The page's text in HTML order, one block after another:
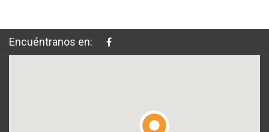
Encuéntranos en: